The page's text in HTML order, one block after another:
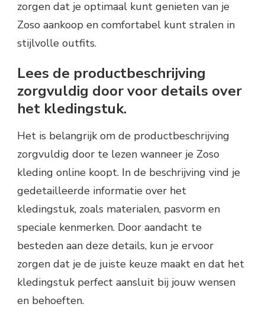
zorgen dat je optimaal kunt genieten van je
Zoso aankoop en comfortabel kunt stralen in
stijlvolle outfits.
Lees de productbeschrijving
zorgvuldig door voor details over
het kledingstuk.
Het is belangrijk om de productbeschrijving
zorgvuldig door te lezen wanneer je Zoso
kleding online koopt. In de beschrijving vind je
gedetailleerde informatie over het
kledingstuk, zoals materialen, pasvorm en
speciale kenmerken. Door aandacht te
besteden aan deze details, kun je ervoor
zorgen dat je de juiste keuze maakt en dat het
kledingstuk perfect aansluit bij jouw wensen
en behoeften.